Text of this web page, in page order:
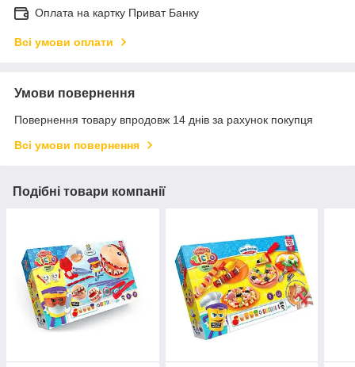
Оплата на картку Приват Банку
Всі умови оплати
Умови повернення
Повернення товару впродовж 14 днів за рахунок покупця
Всі умови повернення
Подібні товари компанії